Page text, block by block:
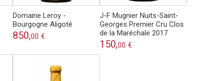
Domaine Leroy -
Bourgogne Aligoté
850,00 €
J-F Mugnier Nuits-Saint-
Georges Premier Cru Clos
de la Maréchale 2017
150,00 €